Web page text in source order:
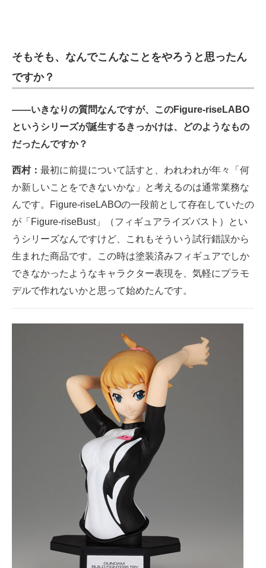
そもそも、なんでこんなことをやろうと思ったん
ですか？
――いきなりの質問なんですが、このFigure-riseLABO
というシリーズが誕生するきっかけは、どのようなもの
だったんですか？
西村： 最初に前提について話すと、われわれが年々「何
か新しいことをできないかな」と考えるのは通常業務な
んです。Figure-riseLABOの一段前として存在していたの
が「Figure-riseBust」（フィギュアライズバスト）とい
うシリーズなんですけど、これもそういう試行錯誤から
生まれた商品です。この時は塗装済みフィギュアでしか
できなかったようなキャラクター表現を、気軽にプラモ
デルで作れないかと思って始めたんです。